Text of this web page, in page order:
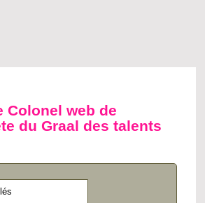
Colonel web de
du Graal des talents